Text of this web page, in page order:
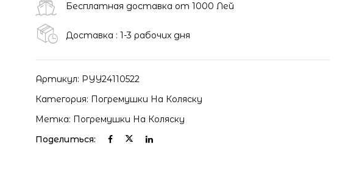
Бесплатная доставка от 1000 Лей
Доставка : 1-3 рабочих дня
Артикул: PYY24110522
Категория: Погремушки На Коляску
Метка: Погремушки На Коляску
Поделиться: